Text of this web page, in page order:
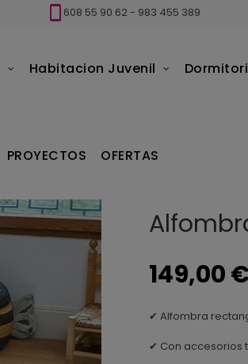
608 55 90 62 - 983 455 389
Habitacion Juvenil
PROYECTOS OFERTAS
149,00
✔ Alfombra
✔ Con accesorios